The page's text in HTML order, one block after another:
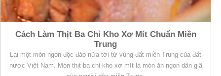
Cách Làm Thịt Ba Chỉ Kho Xơ Mít Chuẩn Miền
Trung
Lại một món ngon độc đáo nữa tới từ vùng đất miền Trung của đất
nước Việt Nam. Món thịt ba chỉ kho xơ mít là món ăn ngon dân giã